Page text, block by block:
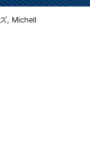
, Michell